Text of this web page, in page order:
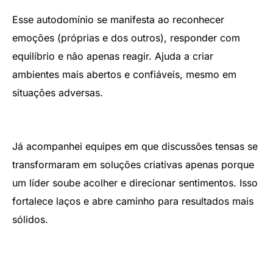
Esse autodomínio se manifesta ao reconhecer
emoções (próprias e dos outros), responder com
equilíbrio e não apenas reagir. Ajuda a criar
ambientes mais abertos e confiáveis, mesmo em
situações adversas.
Já acompanhei equipes em que discussões tensas se
transformaram em soluções criativas apenas porque
um líder soube acolher e direcionar sentimentos. Isso
fortalece laços e abre caminho para resultados mais
sólidos.